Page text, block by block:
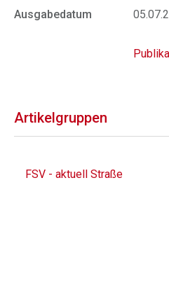
Ausgabedatum
Artikelgruppen
FSV - aktuell Straße